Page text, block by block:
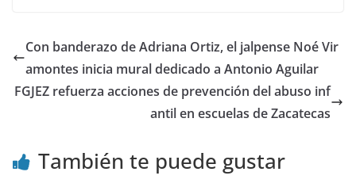
Con banderazo de Adriana Ortiz, el jalpense Noé Vir
amontes inicia mural dedicado a Antonio Aguilar
FGJEZ refuerza acciones de prevención del abuso inf
antil en escuelas de Zacatecas
También te puede gustar